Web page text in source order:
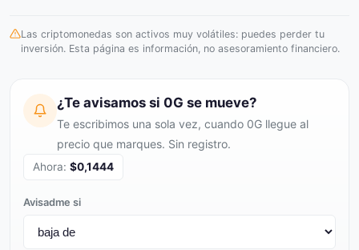
Las criptomonedas son activos muy volátiles: puedes perder tu
inversión. Esta página es información, no asesoramiento financiero.
¿Te avisamos si 0G se mueve?
Te escribimos una sola vez, cuando 0G llegue al
precio que marques. Sin registro.
Ahora: $0,1444
Avisadme si